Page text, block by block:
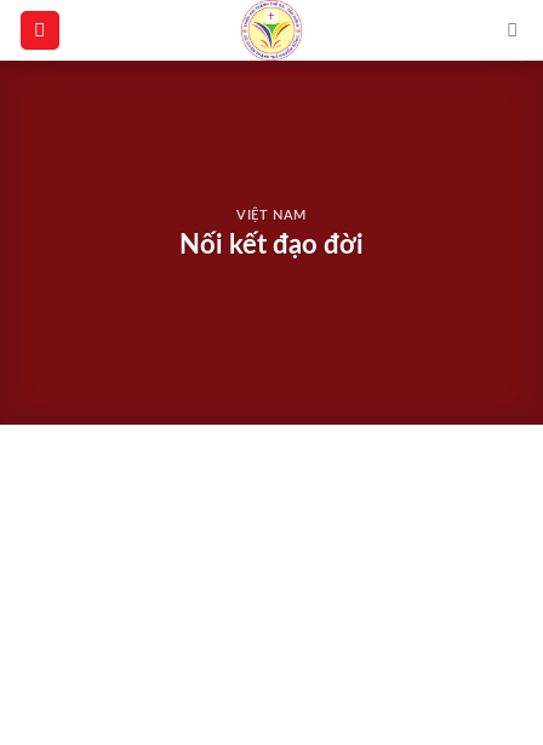
Skip
VIỆT NAM
Nối kết đạo đời